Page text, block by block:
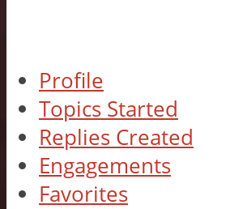
Profile
Topics Started
Replies Created
Engagements
Favorites